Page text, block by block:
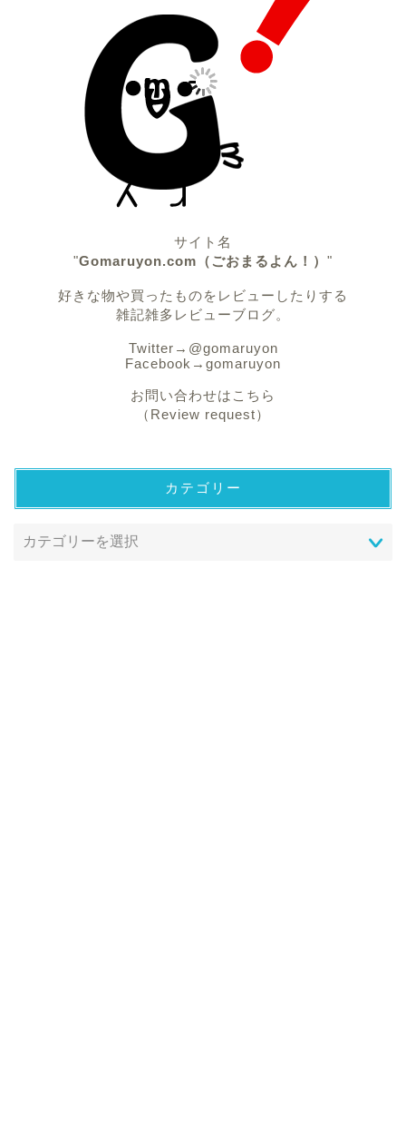
サイト名
"Gomaruyon.com（ごおまるよん！） "
好きな物や買ったものをレビューしたりする
雑記雑多レビューブログ。
Twitter→ @gomaruyon
Facebook→ gomaruyon
お問い合わせはこちら
（Review request）
カテゴリー